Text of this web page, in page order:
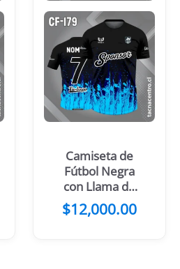
Camiseta de
Fútbol Negra
con Llama de
Fuego Naranja
$12,000.00